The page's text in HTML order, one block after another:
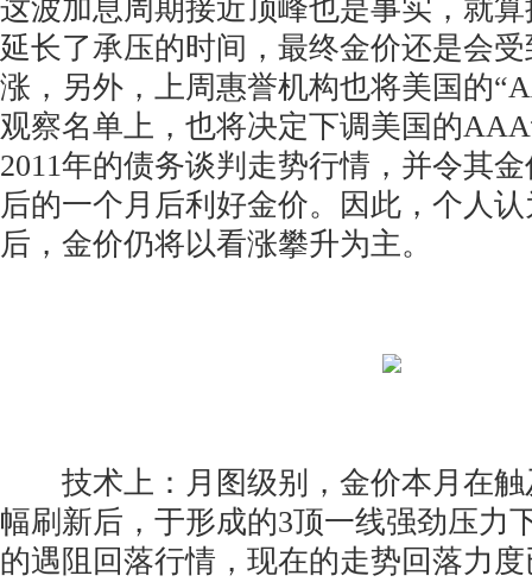
这波加息周期接近顶峰也是事实，就
延长了承压的时间，最终金价还是会
涨，另外，上周惠誉机构也将美国的
观察名单上，也将决定下调美国的
2011年的债务谈判走势行情，并令其
后的一个月后利好金价。因此，个人
后，金价仍将以看涨攀升为主。
技术上：月图级别，金价本月在触
幅刷新后，于形成的3顶一线强劲压力
的遇阻回落行情，现在的走势回落力